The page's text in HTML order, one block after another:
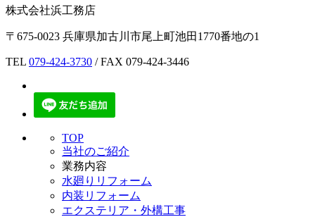
株式会社浜工務店
〒675-0023 兵庫県加古川市尾上町池田1770番地の1
TEL 079-424-3730 / FAX 079-424-3446
TOP
当社のご紹介
業務内容
水廻りリフォーム
内装リフォーム
エクステリア・外構工事